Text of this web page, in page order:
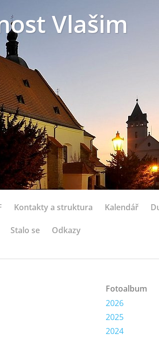
Vlašim
Kontakty a struktura Kalendář
Stalo se Odkazy
Fotoalbum
2026
2025
2024